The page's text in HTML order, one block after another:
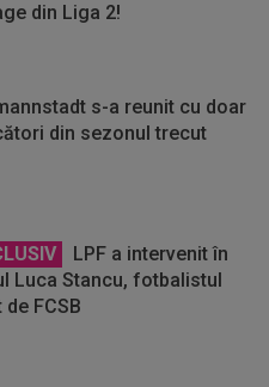
din Liga 2!
s-a reunit cu doar
din sezonul trecut
LPF a intervenit în
Luca Stancu, fotbalistul
de FCSB